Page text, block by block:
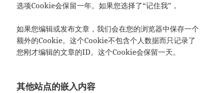
选项Cookie会保留一年。如果您选择了“记住我”，
如果您编辑或发布文章，我们会在您的浏览器中保存一个
额外的Cookie。这个Cookie不包含个人数据而只记录了
您刚才编辑的文章的ID。这个Cookie会保留一天。
其他站点的嵌入内容